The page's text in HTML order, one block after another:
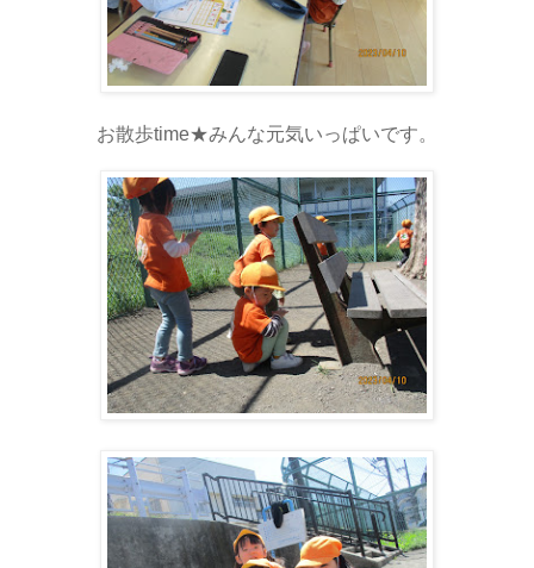
お散歩time★みんな元気いっぱいです。